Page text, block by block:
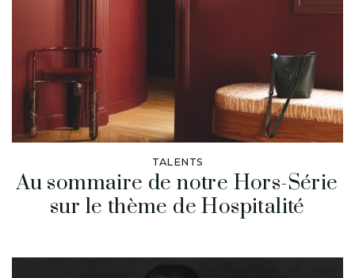
TALENTS
Au sommaire de notre Hors-Série
sur le thème de Hospitalité